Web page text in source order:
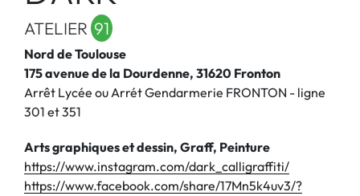
ATELIER 91
Nord de Toulouse
175 avenue de la Dourdenne, 31620 Fronton
Arrêt Lycée ou Arrét Gendarmerie FRONTON - ligne
301 et 351
Arts graphiques et dessin, Graff, Peinture
https://www.instagram.com/dark_calligraffiti/
https://www.facebook.com/share/17Mn5k4uv3/?